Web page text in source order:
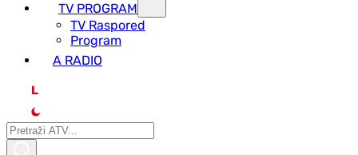
TV PROGRAM
ТV Raspored
Program
A RADIO
L